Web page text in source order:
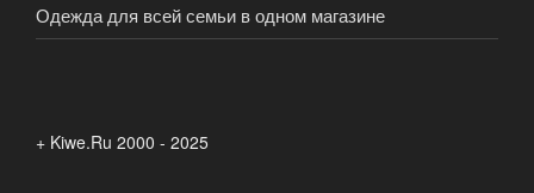
Одежда для всей семьи в одном магазине
+ Kiwe.Ru 2000 - 2025